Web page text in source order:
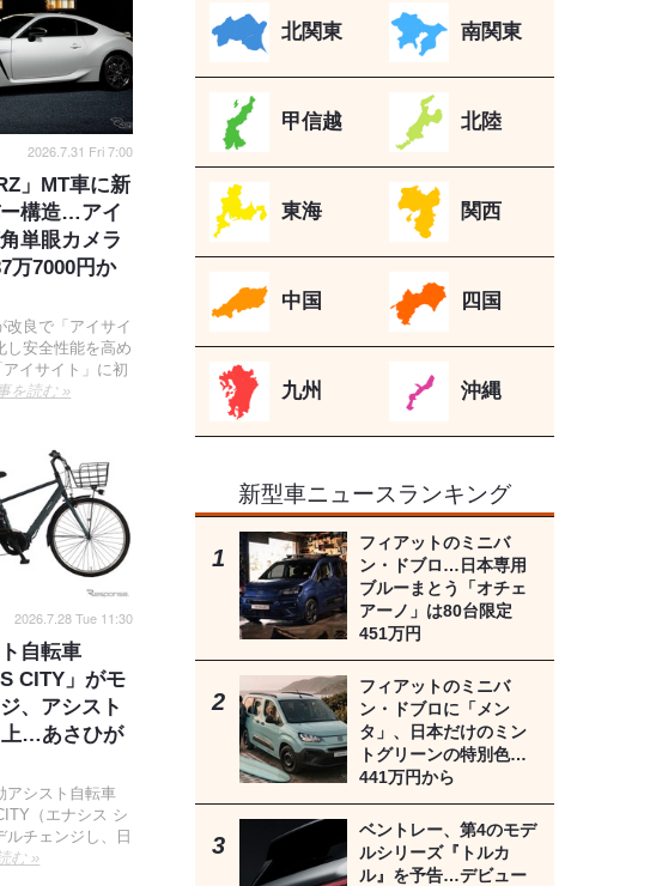
2026.7.31 Fri 7:00
」MT車に新
構造…アイ
単眼カメラ
万7000円か
改良で「アイサイ
し安全性能を高め
イサイト」に初
を読む »
2026.7.28 Tue 11:30
自転車
CITY」がモ
、アシスト
上…あさひが
アシスト自転車
（エナシス シ
ルチェンジし、日
む »
北関東 南関東
甲信越 北陸
東海 関西
中国 四国
九州 沖縄
新型車ニュースランキング
フィアットのミニバ
ン・ドブロ…日本専用
ブルーまとう「オチェ
アーノ」は80台限定
451万円
フィアットのミニバ
ン・ドブロに「メン
タ」、日本だけのミン
トグリーンの特別色…
441万円から
ベントレー、第4のモデ
ルシリーズ『トルカ
ル』を予告…デビュー